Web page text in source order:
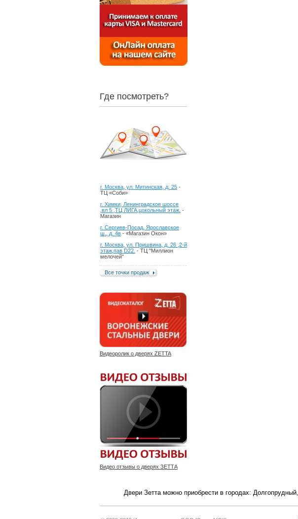
Где посмотреть?
г. Москва, ул. Митинская, д. 25 -
ТЦ «Соби»
г. Химки, Ленинградское шоссе
,вл 5 ,ТЦ ЛИГА,цокольный этаж. -
Магазин
г. Сергиев-Посад, Ярославское
ш., д. 4в - «Магазин Окон»
г. Москва, ул. Пришвина, д. 26 ,2-й
этаж,пав D22. - ТЦ "Миллион
мелочей"
Все точки продаж
Видеоролик о дверях ZETTA
Видео отзывы о дверях ЗЕТТА
Двери Зетта можно приобрести в городах: Долгопрудный,